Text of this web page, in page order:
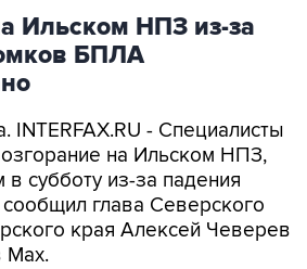
Ильском НПЗ из-за
БПЛА
INTERFAX.RU - Специалисты
на Ильском НПЗ,
субботу из-за падения
глава Северского
края Алексей Чеверев
Max.